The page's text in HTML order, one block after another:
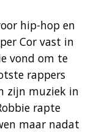
hip-hop en
Cor vast in
vond om te
rappers
zijn muziek in
rapte
maar nadat